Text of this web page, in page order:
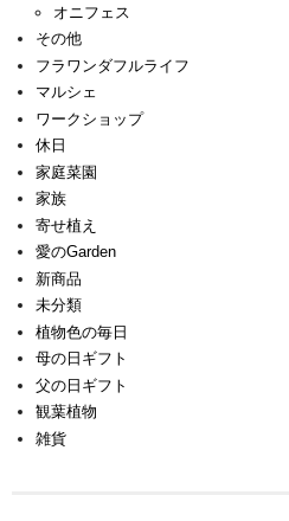
オニフェス
その他
フラワンダフルライフ
マルシェ
ワークショップ
休日
家庭菜園
家族
寄せ植え
愛のGarden
新商品
未分類
植物色の毎日
母の日ギフト
父の日ギフト
観葉植物
雑貨